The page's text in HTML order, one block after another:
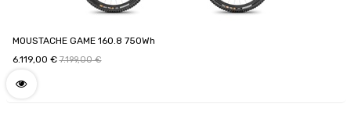
MOUSTACHE GAME 160.8 750Wh
6.119,00 € 7.199,00€